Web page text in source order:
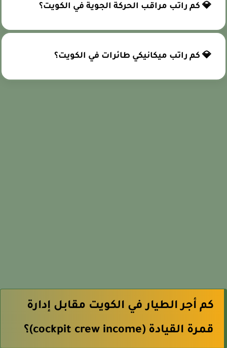
💎 كم راتب مراقب الحركة الجوية في الكويت؟
💎 كم راتب ميكانيكي طائرات في الكويت؟
كم أجر الطيار في الكويت مقابل إدارة
قمرة القيادة (cockpit crew income)؟